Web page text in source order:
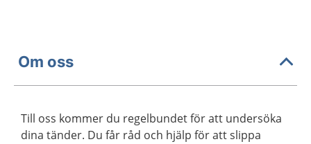
Om oss
Till oss kommer du regelbundet för att undersöka
dina tänder. Du får råd och hjälp för att slippa